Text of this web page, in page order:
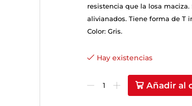
resistencia que la losa
alivianados. Tiene forma de T
Color: Gris.
Hay existencias
Añadir al